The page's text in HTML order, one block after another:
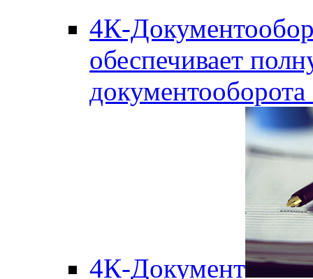
4К-
обеспечивает
4К-Документ